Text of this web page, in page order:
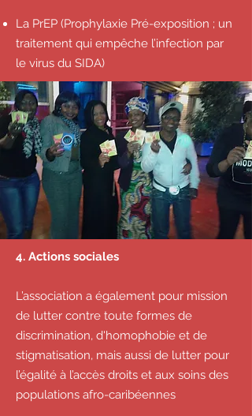
La PrEP (Prophylaxie Pré-exposition ; un
traitement qui empêche l’infection par
le virus du SIDA)
4. Actions sociales
L’association a également pour mission
de lutter contre toute formes de
discrimination, d'homophobie et de
stigmatisation, mais aussi de lutter pour
l’égalité à l’accès droits et aux soins des
populations afro-caribéennes